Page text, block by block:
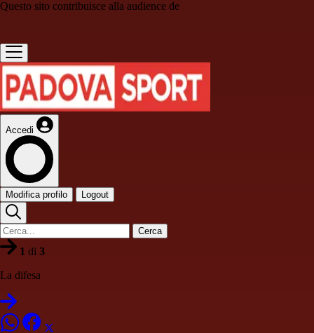
Questo sito contribuisce alla audience de
Accedi
Modifica profilo Logout
Cerca
1 di 3
La difesa